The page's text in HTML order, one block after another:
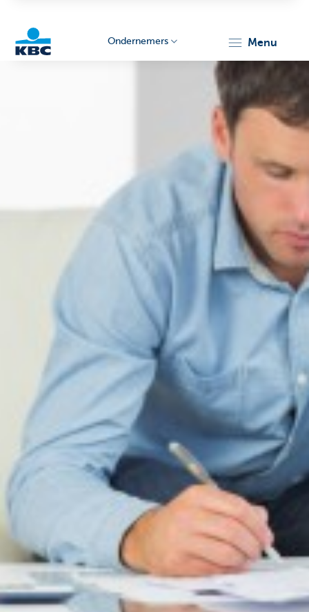
Ondernemers menu